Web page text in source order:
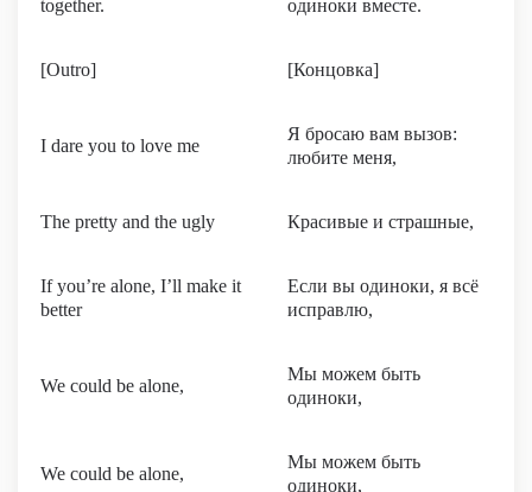
together. одиноки вместе.
[Outro] [Концовка]
I dare you to love me
Я бросаю вам вызов:
любите меня,
The pretty and the ugly Красивые и страшные,
If you’re alone, I’ll make it
better
Если вы одиноки, я всё
исправлю,
We could be alone,
Мы можем быть
одиноки,
We could be alone,
Мы можем быть
одиноки,